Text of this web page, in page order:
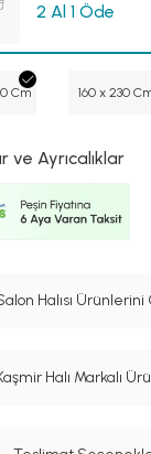
2 Al 1 Öde
Cm 160 x 230
ve Ayrıcalıklar
Halısı Ürünlerini
Halı Markalı